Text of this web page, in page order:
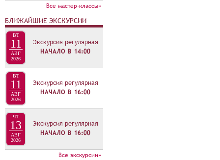
Все мастер-классы»
БЛИЖАЙШИЕ ЭКСКУРСИИ
ВТ
11
АВГ
2026
Экскурсия регулярная
НАЧАЛО В 14:00
ВТ
11
АВГ
2026
Экскурсия регулярная
НАЧАЛО В 16:00
ЧТ
13
АВГ
2026
Экскурсия регулярная
НАЧАЛО В 16:00
Все экскурсии»